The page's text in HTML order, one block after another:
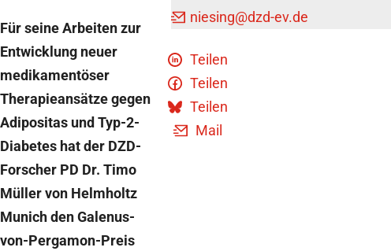
Für seine Arbeiten zur
Entwicklung neuer
medikamentöser
Therapieansätze gegen
Adipositas und Typ-2-
Diabetes hat der DZD-
Forscher PD Dr. Timo
Müller von Helmholtz
Munich den Galenus-
von-Pergamon-Preis
Teilen
Teilen
Teilen
Mail
niesing@dzd-ev.de